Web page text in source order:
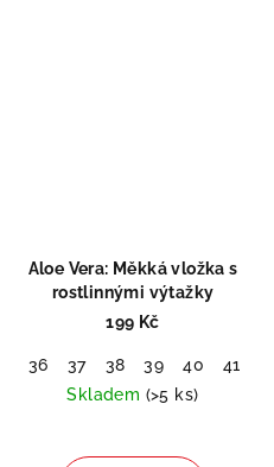
Aloe Vera: Měkká vložka s
rostlinnými výtažky
199 Kč
36 37 38 39 40 41
Skladem (>5 ks)